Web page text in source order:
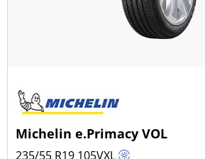
Michelin e.Primacy VOL
235/55 R19 105VXL